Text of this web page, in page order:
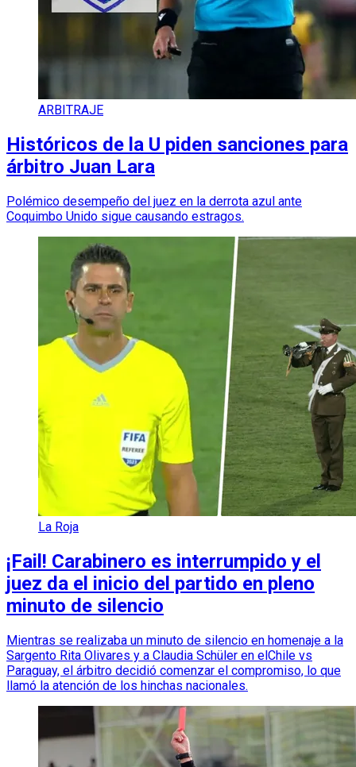
ARBITRAJE
Históricos de la U piden sanciones para
árbitro Juan Lara
Polémico desempeño del juez en la derrota azul ante
Coquimbo Unido sigue causando estragos.
La Roja
¡Fail! Carabinero es interrumpido y el
juez da el inicio del partido en pleno
minuto de silencio
Mientras se realizaba un minuto de silencio en homenaje a la
Sargento Rita Olivares y a Claudia Schüler en elChile vs
Paraguay, el árbitro decidió comenzar el compromiso, lo que
llamó la atención de los hinchas nacionales.